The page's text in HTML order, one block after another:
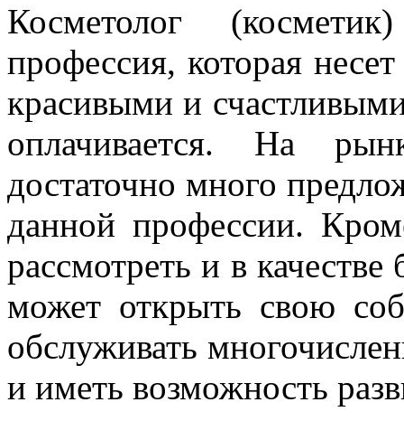
Косметолог
профессия, которая
красивыми и
оплачивается. На
достаточно много
данной профессии.
рассмотреть и в
может открыть свою
обслуживать
и иметь возможность